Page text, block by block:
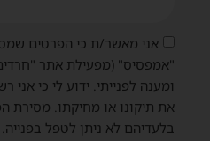
אני מאשר/ת כי הפרטים
"אמפסיס" (מפעילת אתר
ומענה לפנייתי. ידוע לי כי אני
את תיקונו או מחיקתו. מסירת
בלעדיהם לא ניתן לטפל בפנייה.